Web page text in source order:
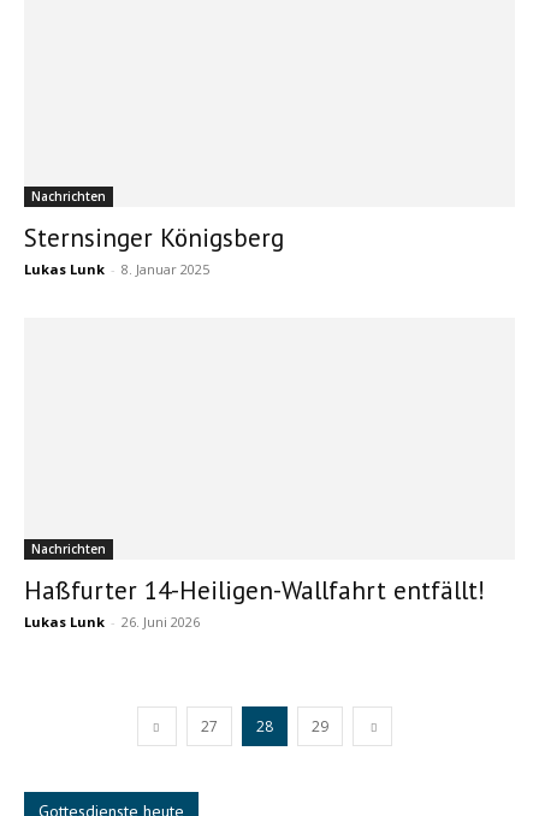
Nachrichten
Sternsinger Königsberg
Lukas Lunk - 8. Januar 2025
Nachrichten
Haßfurter 14-Heiligen-Wallfahrt entfällt!
Lukas Lunk - 26. Juni 2026
27 28 29
Gottesdienste heute